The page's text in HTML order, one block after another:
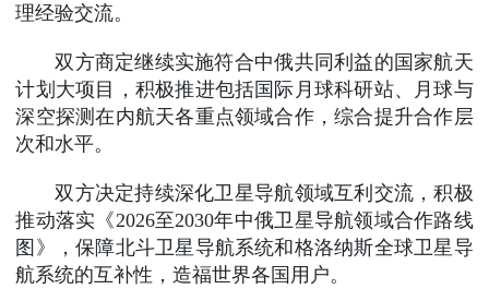
理经验交流。
双方商定继续实施符合中俄共同利益的国家航天
计划大项目，积极推进包括国际月球科研站、月球与
深空探测在内航天各重点领域合作，综合提升合作层
次和水平。
双方决定持续深化卫星导航领域互利交流，积极
推动落实《2026至2030年中俄卫星导航领域合作路线
图》，保障北斗卫星导航系统和格洛纳斯全球卫星导
航系统的互补性，造福世界各国用户。